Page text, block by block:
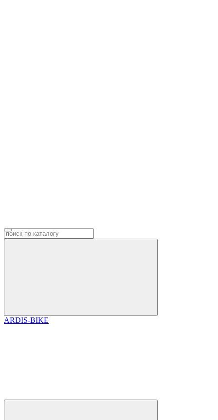
ARDIS-BIKE